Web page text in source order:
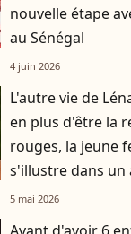
nouvelle étape
au Sénégal
4 juin 2026
L'autre vie de
en plus d'être la
rouges, la jeune
s'illustre dans un
domaine qui n'a
5 mai 2026